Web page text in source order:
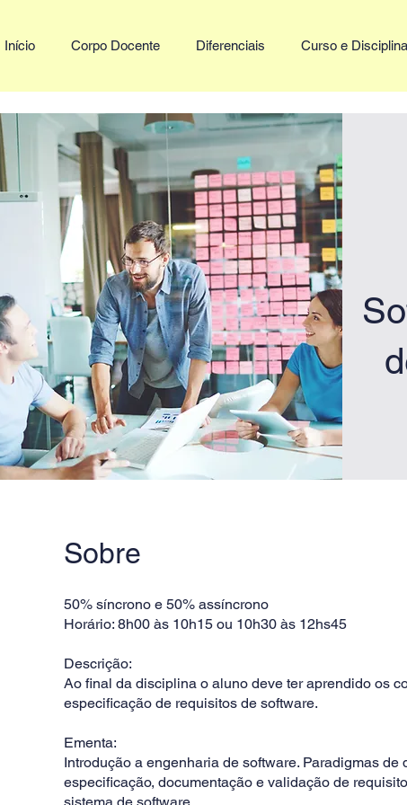
Início Corpo Docente Diferenciais Curso e
Sobre
50% síncrono e 50% assíncrono
Horário: 8h00 às 10h15 ou 10h30 às 12hs45
Descrição:
Ao final da disciplina o aluno deve ter aprendido os
especificação de requisitos de software.
Ementa:
Introdução a engenharia de software. Paradigmas de
especificação, documentação e validação de